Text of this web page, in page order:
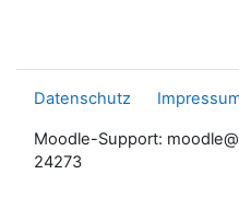
Datenschutz
Moodle-Support:
24273